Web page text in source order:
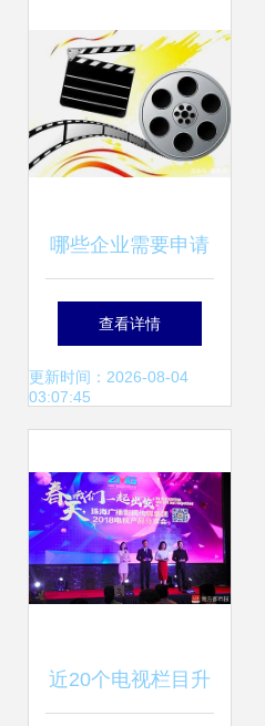
哪些企业需要申请
广播电视节目制作
经营许可证？
查看详情
更新时间：2026-08-04
03:07:45
近20个电视栏目升